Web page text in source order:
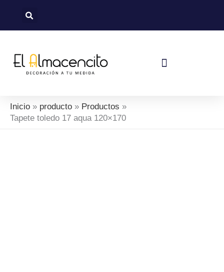
Inicio producto
Productos
Tapete toledo 17 aqua 120×170